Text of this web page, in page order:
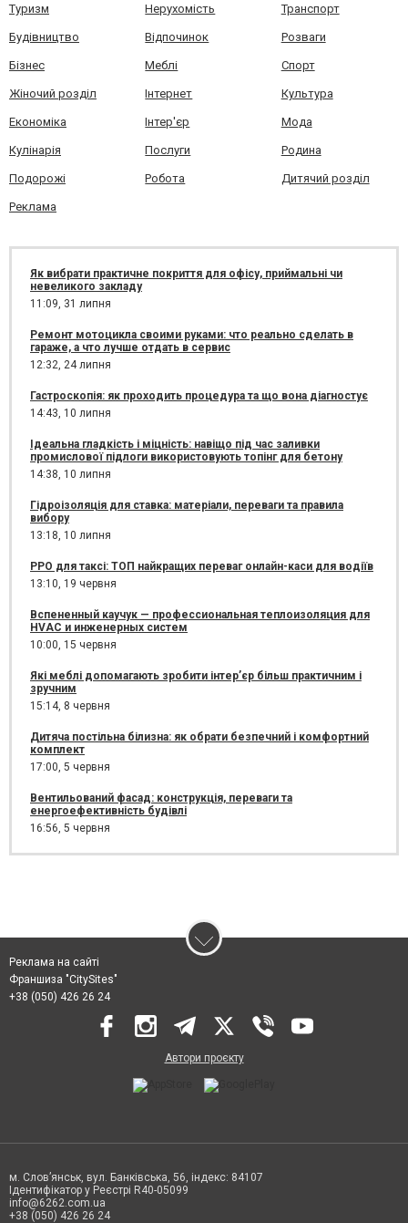
Туризм Нерухомість Транспорт
Будівництво Відпочинок Розваги
Бізнес Меблі Спорт
Жіночий розділ Інтернет Культура
Економіка Інтер'єр Мода
Кулінарія Послуги Родина
Подорожі Робота Дитячий розділ
Реклама
Як вибрати практичне покриття для офісу, приймальні чи
невеликого закладу
11:09, 31 липня
Ремонт мотоцикла своими руками: что реально сделать в
гараже, а что лучше отдать в сервис
12:32, 24 липня
Гастроскопія: як проходить процедура та що вона діагностує
14:43, 10 липня
Ідеальна гладкість і міцність: навіщо під час заливки
промислової підлоги використовують топінг для бетону
14:38, 10 липня
Гідроізоляція для ставка: матеріали, переваги та правила
вибору
13:18, 10 липня
РРО для таксі: ТОП найкращих переваг онлайн-каси для водіїв
13:10, 19 червня
Вспененный каучук — профессиональная теплоизоляция для
HVAC и инженерных систем
10:00, 15 червня
Які меблі допомагають зробити інтер’єр більш практичним і
зручним
15:14, 8 червня
Дитяча постільна білизна: як обрати безпечний і комфортний
комплект
17:00, 5 червня
Вентильований фасад: конструкція, переваги та
енергоефективність будівлі
16:56, 5 червня
Реклама на сайті
Франшиза "CitySites"
+38 (050) 426 26 24
Автори проєкту
м. Слов’янськ, вул. Банківська, 56, індекс: 84107
Ідентифікатор у Реєстрі R40-05099
info@6262.com.ua
+38 (050) 426 26 24